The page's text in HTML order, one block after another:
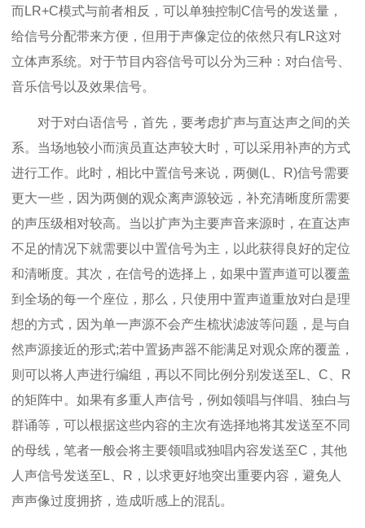
而LR+C模式与前者相反，可以单独控制C信号的发送量，
给信号分配带来方便，但用于声像定位的依然只有LR这对
立体声系统。对于节目内容信号可以分为三种：对白信号、
音乐信号以及效果信号。
对于对白语信号，首先，要考虑扩声与直达声之间的关
系。当场地较小而演员直达声较大时，可以采用补声的方式
进行工作。此时，相比中置信号来说，两侧(L、R)信号需要
更大一些，因为两侧的观众离声源较远，补充清晰度所需要
的声压级相对较高。当以扩声为主要声音来源时，在直达声
不足的情况下就需要以中置信号为主，以此获得良好的定位
和清晰度。其次，在信号的选择上，如果中置声道可以覆盖
到全场的每一个座位，那么，只使用中置声道重放对白是理
想的方式，因为单一声源不会产生梳状滤波等问题，是与自
然声源接近的形式;若中置扬声器不能满足对观众席的覆盖，
则可以将人声进行编组，再以不同比例分别发送至L、C、R
的矩阵中。如果有多重人声信号，例如领唱与伴唱、独白与
群诵等，可以根据这些内容的主次有选择地将其发送至不同
的母线，笔者一般会将主要领唱或独唱内容发送至C，其他
人声信号发送至L、R，以求更好地突出重要内容，避免人
声声像过度拥挤，造成听感上的混乱。